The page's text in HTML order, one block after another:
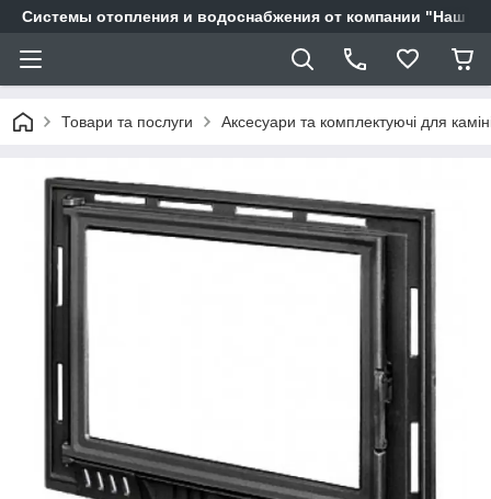
Системы отопления и водоснабжения от компании "Наш
Товари та послуги Аксесуари та комплектуючі для